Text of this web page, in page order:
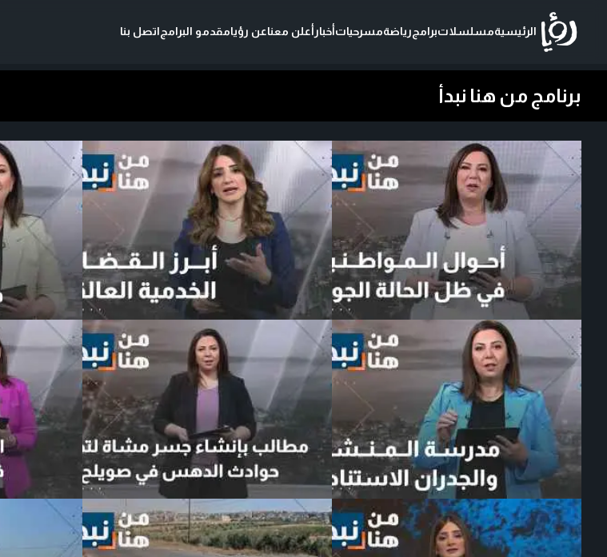
الرئيسيةمسلسلاتبرامجرياضةمسرحياتأخبارأعلن معناعن رؤيامقدمو البرامجاتصل بنا
برنامج من هنا نبدأ